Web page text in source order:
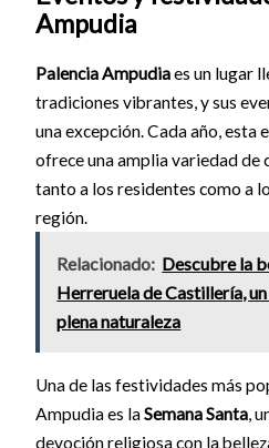
Ampudia
Palencia Ampudiaes un lugar
tradiciones vibrantes, y sus
una excepción. Cada año, esta
ofrece una amplia variedad de
tanto a los residentes como a
región.
Relacionado: Descubre la
Herreruela de Castillería,
plena naturaleza
Una de las festividades más
Ampudia es laSemana Santa,
devoción religiosa con la